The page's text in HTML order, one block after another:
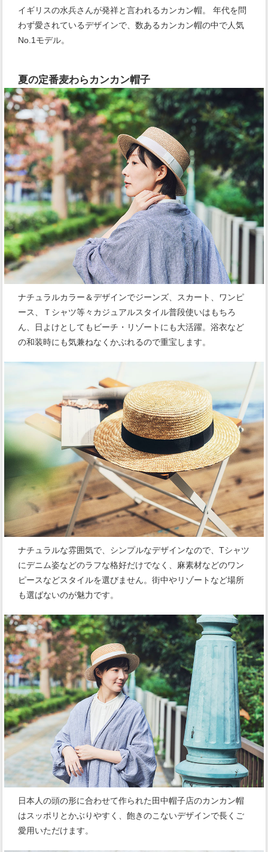
イギリスの水兵さんが発祥と言われるカンカン帽。 年代を問
わず愛されているデザインで、数あるカンカン帽の中で人気
No.1モデル。
夏の定番麦わらカンカン帽子
ナチュラルカラー＆デザインでジーンズ、スカート、ワンピ
ース、Ｔシャツ等々カジュアルスタイル普段使いはもちろ
ん、日よけとしてもビーチ・リゾートにも大活躍。浴衣など
の和装時にも気兼ねなくかぶれるので重宝します。
ナチュラルな雰囲気で、シンプルなデザインなので、Tシャツ
にデニム姿などのラフな格好だけでなく、麻素材などのワン
ピースなどスタイルを選びません。街中やリゾートなど場所
も選ばないのが魅力です。
日本人の頭の形に合わせて作られた田中帽子店のカンカン帽
はスッポリとかぶりやすく、飽きのこないデザインで長くご
愛用いただけます。